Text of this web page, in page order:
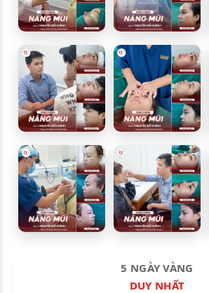
5 NGÀY VÀNG
DUY NHẤT